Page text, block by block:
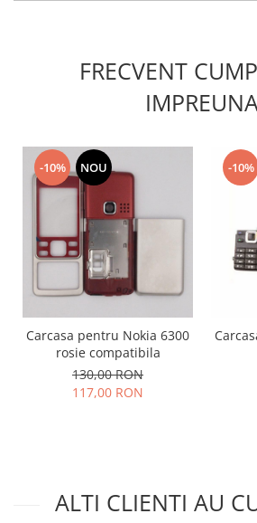
Touchscreen
Acer
Blackberry
Google
Touchscreen Huawei
FRECVENT
-10% NOU
Carcasa pentru Nokia 6300
rosie compatibila
130,00 RON
117,00 RON
-10%
ALTI CLIENTI AU